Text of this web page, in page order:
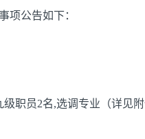
项公告如下：
职员2名,选调专业（详见附